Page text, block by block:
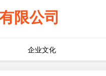
限公司
企业文化